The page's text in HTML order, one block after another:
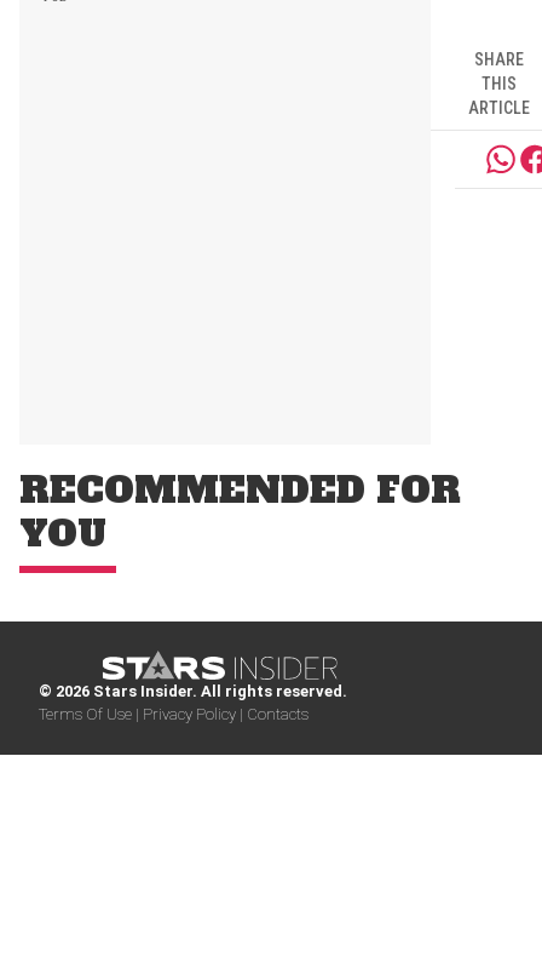
SHARE
THIS
ARTICLE
RECOMMENDED FOR
YOU
© 2026 Stars Insider. All rights reserved.
Terms Of Use | Privacy Policy | Contacts